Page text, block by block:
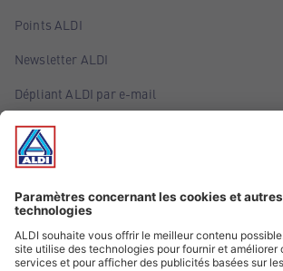
Points ALDI
Newsletter ALDI
Dépliant ALDI par e-mail
Offres
Infos essentielles
Suivez ALDI Belgique